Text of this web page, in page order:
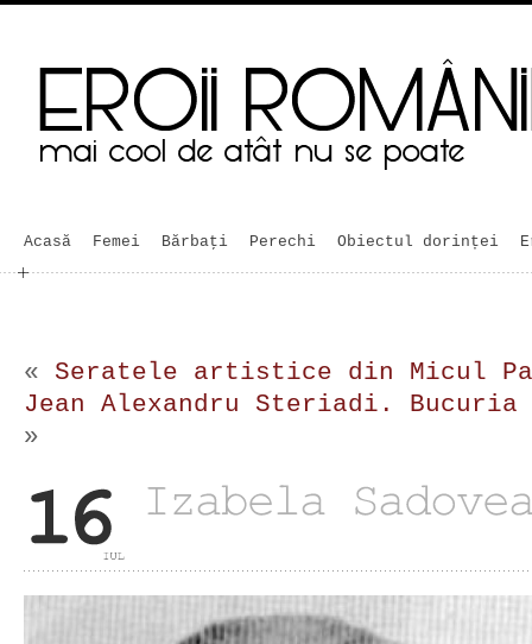
Acasă Femei Bărbaţi Perechi Obiectul dorinței
« Seratele artistice din Micul
Jean Alexandru Steriadi.
»